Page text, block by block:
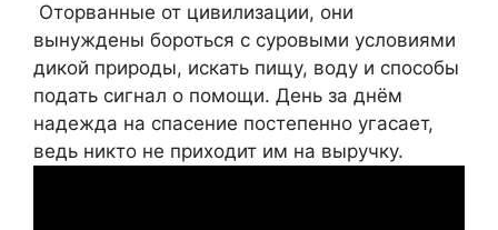
Оторванные от цивилизации, они
вынуждены бороться с суровыми условиями
дикой природы, искать пищу, воду и способы
подать сигнал о помощи. День за днём
надежда на спасение постепенно угасает,
ведь никто не приходит им на выручку.